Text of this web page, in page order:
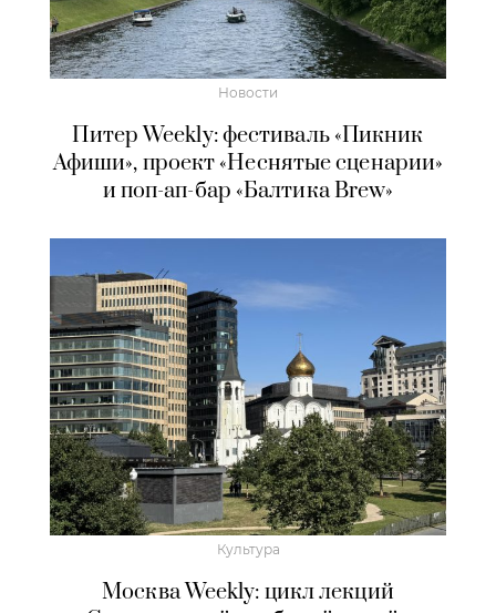
Новости
Питер Weekly: фестиваль «Пикник
Афиши», проект «Неснятые сценарии»
и поп-ап-бар «Балтика Brew»
Культура
Москва Weekly: цикл лекций